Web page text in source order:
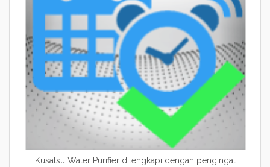
Kusatsu Water Purifierdilengkapi dengan pengingat